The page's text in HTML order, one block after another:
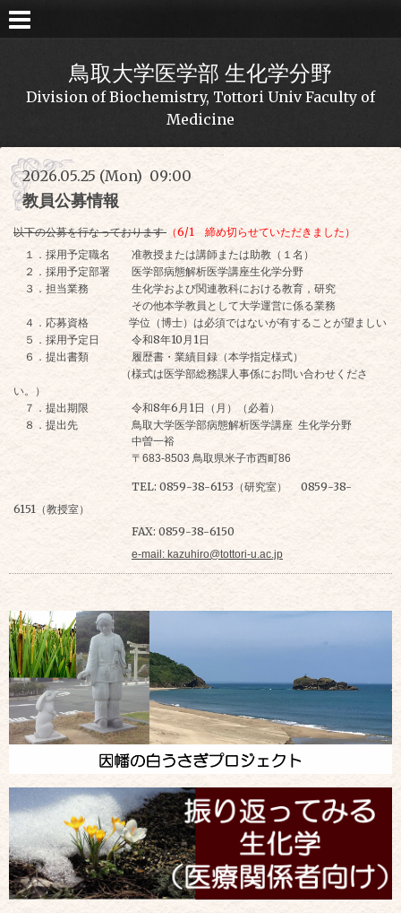
鳥取大学医学部 生化学分野
Division of Biochemistry, Tottori Univ Faculty of
Medicine
2026.05.25 (Mon) 09:00
教員公募情報
以下の公募を行なっております （6/1 締め切らせていただきました）
１．採用予定職名 准教授または講師または助教 （１名）
２．採用予定部署 医学部病態解析医学講座生化学分野
３．担当業務 生化学および関連教科における教育，研究
その他本学教員として大学運営に係る業務
４．応募資格 学位（博士）は必須ではないが有することが望ましい
５．採用予定日 令和8年10月1日
６．提出書類 履歴書・業績目録（本学指定様式）
（様式は医学部総務課人事係にお問い合わせくださ
い。）
７．提出期限 令和8年6月1日（月）
（必着）
８．提出先 鳥取大学医学部病態解析医学講座 生化学分野
中曽一裕
〒683-8503 鳥取県米子市西町86
TEL: 0859-38-6153（研究室） 0859-38-
6151（教授室）
FAX: 0859-38-6150
e-mail: kazuhiro@tottori-u.ac.jp